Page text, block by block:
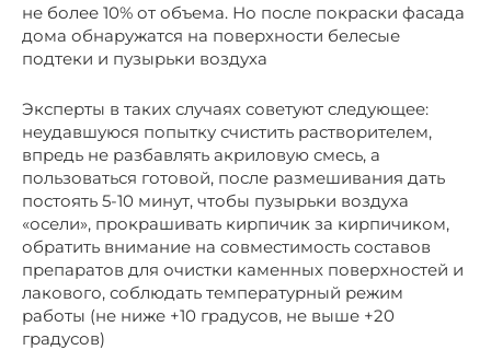
не более 10% от объема. Но после покраски фасада
дома обнаружатся на поверхности белесые
подтеки и пузырьки воздуха
Эксперты в таких случаях советуют следующее:
неудавшуюся попытку счистить растворителем,
впредь не разбавлять акриловую смесь, а
пользоваться готовой, после размешивания дать
постоять 5-10 минут, чтобы пузырьки воздуха
«осели», прокрашивать кирпичик за кирпичиком,
обратить внимание на совместимость составов
препаратов для очистки каменных поверхностей и
лакового, соблюдать температурный режим
работы (не ниже +10 градусов, не выше +20
градусов)